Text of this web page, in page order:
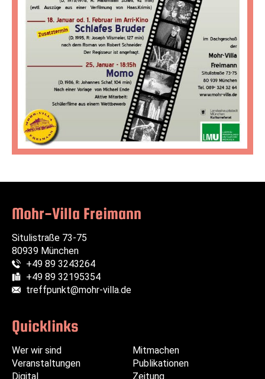
Mohr-Villa Freimann
Situlistraße 73-75
80939 München
Telefon:
+49 89 3243264
Fax:
+49 89 32195354
E-Mail:
treffpunkt@mohr-villa.de
Quicklinks
überspringen
Wer wir sind
Veranstaltungen
Digital
überspringen
Mitmachen
Publikationen
Zeitung